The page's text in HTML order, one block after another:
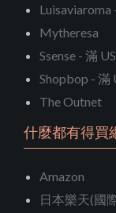
Luisaviaroma
Mytheresa
Ssense - 滿
Shopbop - 滿
The Outnet
什麼都有得買
Amazon
日本樂天(國